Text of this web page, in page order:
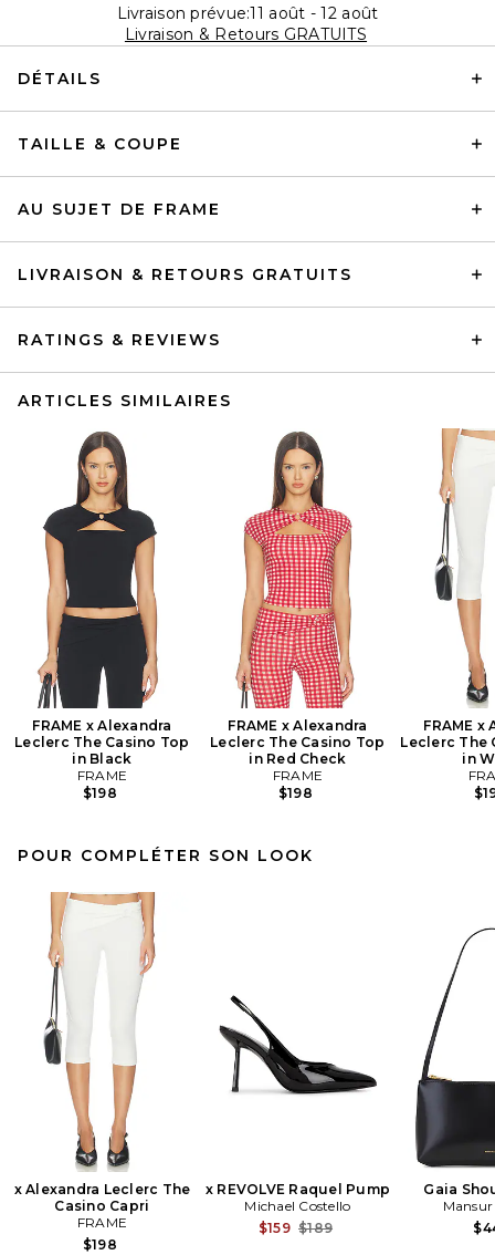
Livraison prévue:11 août - 12 août
Livraison & Retours GRATUITS
DÉTAILS
TAILLE & COUPE
AU SUJET DE FRAME
LIVRAISON & RETOURS GRATUITS
RATINGS & REVIEWS
ARTICLES SIMILAIRES
FRAME x Alexandra
Leclerc The Casino Top
in Black
FRAME
$198
FRAME x Alexandra
Leclerc The Casino Top
in Red Check
FRAME
$198
FRAME x
Leclerc The
in
POUR COMPLÉTER SON LOOK
x Alexandra Leclerc The
Casino Capri
FRAME
$198
x REVOLVE Raquel Pump
Michael Costello
$159 Previous price:
$189
Gaia